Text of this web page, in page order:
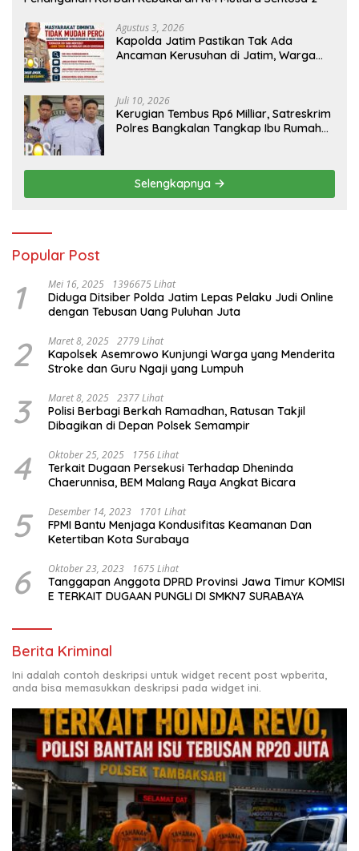
Agustus 3, 2026
Kapolda Jatim Pastikan Tak Ada
Ancaman Kerusuhan di Jatim, Warga
Juli 10, 2026
Kerugian Tembus Rp6 Milliar, Satreskrim
Polres Bangkalan Tangkap Ibu Rumah
Selengkapnya
Popular Post
1 Mei 16, 2025 1396675 Lihat
Diduga Ditsiber Polda Jatim Lepas Pelaku Judi Online
dengan Tebusan Uang Puluhan Juta
2 Maret 8, 2025 2779 Lihat
Kapolsek Asemrowo Kunjungi Warga yang Menderita
Stroke dan Guru Ngaji yang Lumpuh
3 Maret 8, 2025 2377 Lihat
Polisi Berbagi Berkah Ramadhan, Ratusan Takjil
Dibagikan di Depan Polsek Semampir
4 Oktober 25, 2025 1756 Lihat
Terkait Dugaan Persekusi Terhadap Dheninda
Chaerunnisa, BEM Malang Raya Angkat Bicara
5 Desember 14, 2023 1701 Lihat
FPMI Bantu Menjaga Kondusifitas Keamanan Dan
Ketertiban Kota Surabaya
6 Oktober 23, 2023 1675 Lihat
Tanggapan Anggota DPRD Provinsi Jawa Timur KOMISI
E TERKAIT DUGAAN PUNGLI DI SMKN7 SURABAYA
Berita Kriminal
Ini adalah contoh deskripsi untuk widget recent post wpberita,
anda bisa memasukkan deskripsi pada widget ini.